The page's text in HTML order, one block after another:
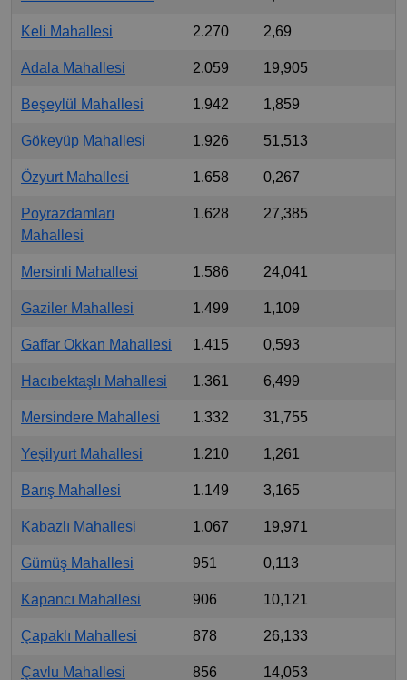
Keli Mahallesi 2.270 2,69
Adala Mahallesi 2.059 19,905
Beşeylül Mahallesi 1.942 1,859
Gökeyüp Mahallesi 1.926 51,513
Özyurt Mahallesi 1.658 0,267
Poyrazdamları
Mahallesi
1.628 27,385
Mersinli Mahallesi 1.586 24,041
Gaziler Mahallesi 1.499 1,109
Gaffar Okkan Mahallesi 1.415 0,593
Hacıbektaşlı Mahallesi 1.361 6,499
Mersindere Mahallesi 1.332 31,755
Yeşilyurt Mahallesi 1.210 1,261
Barış Mahallesi 1.149 3,165
Kabazlı Mahallesi 1.067 19,971
Gümüş Mahallesi 951 0,113
Kapancı Mahallesi 906 10,121
Çapaklı Mahallesi 878 26,133
Çavlu Mahallesi 856 14,053